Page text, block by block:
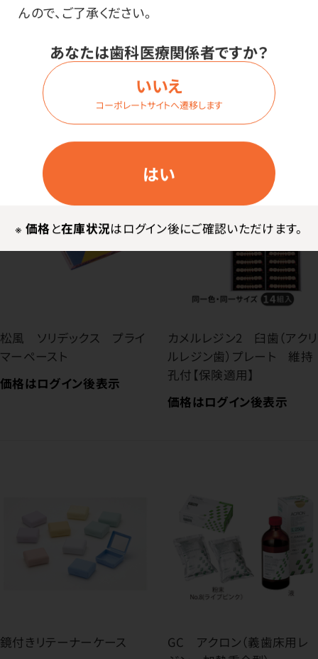
んので、ご了承ください。
あなたは歯科医療関係者ですか？
はい
いいえ
コーポレートサイトへ遷移します
※ 価格と在庫状況はログイン後にご確認いただけます。
デンケン・ハイデンタル 補
価格はログイン後表示
松風 ソリデックス ハーデ
ュラ シリンジ単品
価格はログイン後表示
松風 ソリデックス プライ
マーペースト
価格はログイン後表示
カメルレジン2 臼歯（アクリ
ルレジン歯）プレート 維持
孔付【保険適用】
価格はログイン後表示
鏡付きリテーナーケース
GC アクロン（義歯床用レ